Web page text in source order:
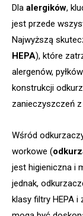
Dla alergików,
jest przede
Najwyższą
HEPA), które
alergenów,
konstrukcji
zanieczyszczeń
Wśród
workowe (
jest higieniczna i
jednak,
klasy filtry HEPA